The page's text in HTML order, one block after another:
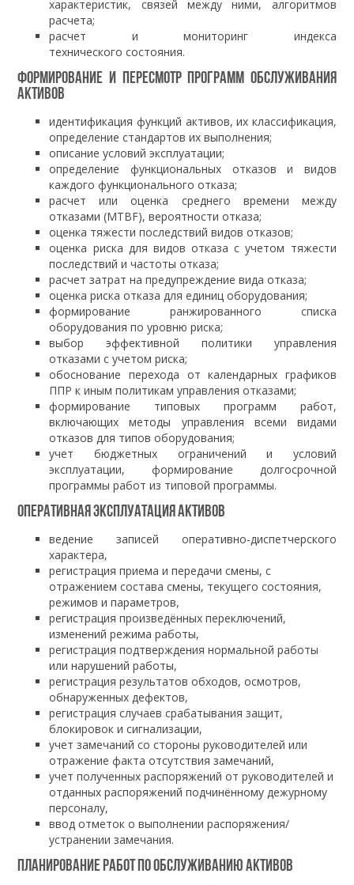
характеристик, связей между ними, алгоритмов
расчета;
расчет и мониторинг индекса
технического состояния.
Формирование и пересмотр программ обслуживания
активов
идентификация функций активов, их классификация,
определение стандартов их выполнения;
описание условий эксплуатации;
определение функциональных отказов и видов
каждого функционального отказа;
расчет или оценка среднего времени между
отказами (MTBF), вероятности отказа;
оценка тяжести последствий видов отказов;
оценка риска для видов отказа с учетом тяжести
последствий и частоты отказа;
расчет затрат на предупреждение вида отказа;
оценка риска отказа для единиц оборудования;
формирование ранжированного списка
оборудования по уровню риска;
выбор эффективной политики управления
отказами с учетом риска;
обоснование перехода от календарных графиков
ППР к иным политикам управления отказами;
формирование типовых программ работ,
включающих методы управления всеми видами
отказов для типов оборудования;
учет бюджетных ограничений и условий
эксплуатации, формирование долгосрочной
программы работ из типовой программы.
Оперативная эксплуатация активов
ведение записей оперативно-диспетчерского
характера,
регистрация приема и передачи смены, с
отражением состава смены, текущего состояния,
режимов и параметров,
регистрация произведённых переключений,
изменений режима работы,
регистрация подтверждения нормальной работы
или нарушений работы,
регистрация результатов обходов, осмотров,
обнаруженных дефектов,
регистрация случаев срабатывания защит,
блокировок и сигнализации,
учет замечаний со стороны руководителей или
отражение факта отсутствия замечаний,
учет полученных распоряжений от руководителей и
отданных распоряжений подчинённому дежурному
персоналу,
ввод отметок о выполнении распоряжения/
устранении замечания.
Планирование работ по обслуживанию активов